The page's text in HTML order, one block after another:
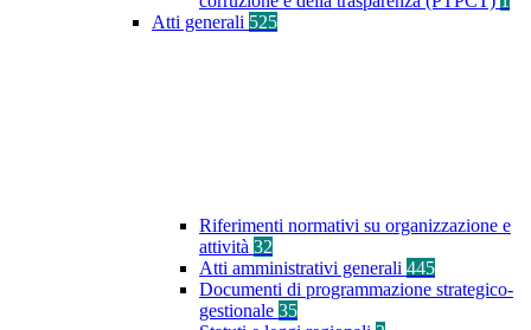
Atti generali 525
Riferimenti normativi su organizzazione e
attività 32
Atti amministrativi generali 445
Documenti di programmazione strategico-
gestionale 35